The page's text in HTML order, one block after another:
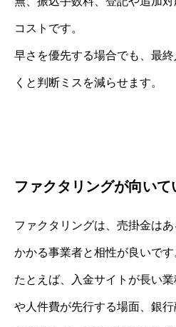
コストです。
早さを優先する場合でも、最
くと判断ミスを減らせます。
ファクタリングが向い
ファクタリングは、売掛金は
かかる事業者と相性が良いです
たとえば、入金サイトが長い
や人件費が先行する場面、銀